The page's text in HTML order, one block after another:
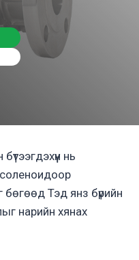
нь
Тэд янз бүрийн
нарийн хянах